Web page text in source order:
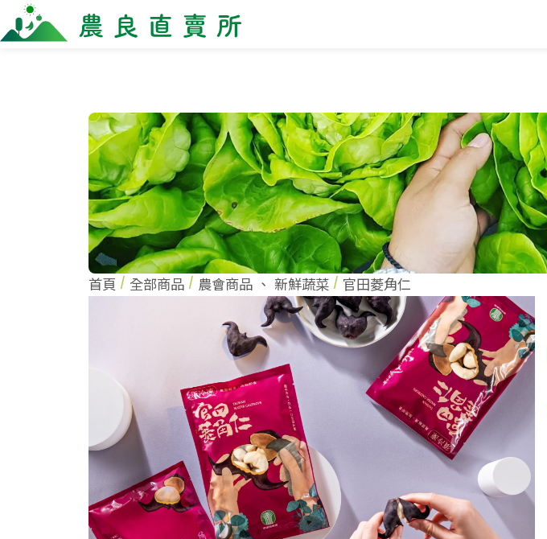
當季優質水果專區
鳳梨專區
柚子專區
禮盒專區
新鮮蔬菜
米、雜糧
麵食、米粉
油、醬油
調味、醬料
花果茶飲
加工飲品
加工生活用品
原民特區
農企業
小農
農會
美味食譜
首頁 全部商品 農會商品、 新鮮蔬菜 官田菱角仁